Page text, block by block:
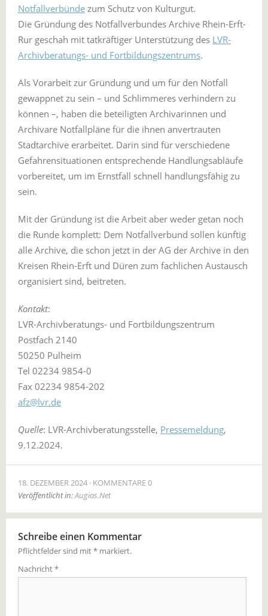
Notfallverbünde zum Schutz von Kulturgut.
Die Gründung des Notfallverbundes Archive Rhein-Erft-
Rur geschah mit tatkräftiger Unterstützung des LVR-
Archivberatungs- und Fortbildungszentrums.
Als Vorarbeit zur Gründung und um für den Notfall
gewappnet zu sein – und Schlimmeres verhindern zu
können –, haben die beteiligten Archivarinnen und
Archivare Notfallpläne für die ihnen anvertrauten
Stadtarchive erarbeitet. Darin sind für verschiedene
Gefahrensituationen entsprechende Handlungsabläufe
vorbereitet, um im Ernstfall schnell handlungsfähig zu
sein.
Mit der Gründung ist die Arbeit aber weder getan noch
die Runde komplett: Dem Notfallverbund sollen künftig
alle Archive, die schon jetzt in der AG der Archive in den
Kreisen Rhein-Erft und Düren zum fachlichen Austausch
organisiert sind, beitreten.
Kontakt:
LVR-Archivberatungs- und Fortbildungszentrum
Postfach 2140
50250 Pulheim
Tel 02234 9854-0
Fax 02234 9854-202
afz@lvr.de
Quelle: LVR-Archivberatungsstelle, Pressemeldung,
9.12.2024.
18. DEZEMBER 2024 KOMMENTARE 0
Veröffentlicht in:Augias.Net
Schreibe einen Kommentar
Pflichtfelder sind mit* markiert.
Nachricht*